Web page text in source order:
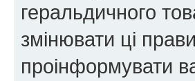
геральдичного
змінювати ці
проінформувати